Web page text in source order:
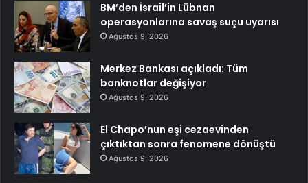
BM’den İsrail’in Lübnan
operasyonlarına savaş suçu uyarısı
Ağustos 9, 2026
Merkez Bankası açıkladı: Tüm
banknotlar değişiyor
Ağustos 9, 2026
El Chapo’nun eşi cezaevinden
çıktıktan sonra fenomene dönüştü
Ağustos 9, 2026